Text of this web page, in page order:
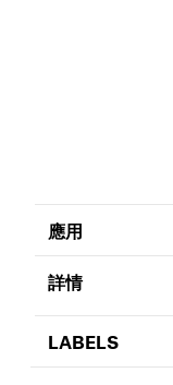
應用
詳情
LABELS